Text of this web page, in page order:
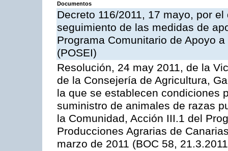
Documentos
Decreto 116/2011, 17 mayo, por
seguimiento de las medidas de
Programa Comunitario de Apoyo
(POSEI)
Resolución, 24 may 2011, de la
de la Consejería de Agricultura,
la que se establecen condiciones
suministro de animales de razas
la Comunidad, Acción III.1 del
Producciones Agrarias de
marzo de 2011 (BOC 58,